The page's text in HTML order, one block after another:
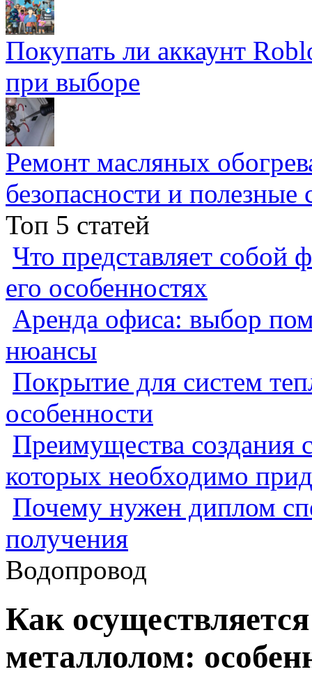
Покупать ли аккаунт
при выборе
Ремонт масляных
безопасности и полезные
Топ 5 статей
Что представляет собой
его особенностях
Аренда офиса: выбор
нюансы
Покрытие для систем
особенности
Преимущества создания
которых необходимо
Почему нужен диплом
получения
Водопровод
Как
металлолом: